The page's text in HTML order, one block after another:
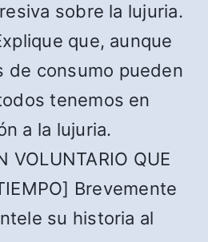
sobre la lujuria.
que, aunque
de consumo pueden
tenemos en
a la lujuria.
VOLUNTARIO QUE
Brevemente
su historia al